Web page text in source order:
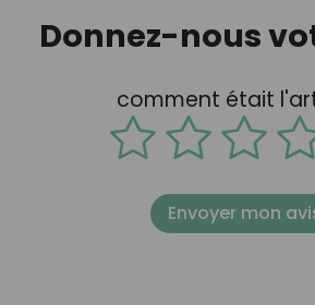
Donnez-nous
comment était
Envoyer mon